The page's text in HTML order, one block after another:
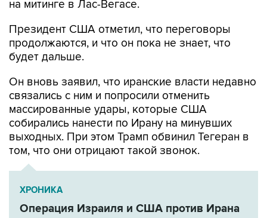
Президент США отметил, что переговоры
будет дальше.
Он вновь заявил, что иранские власти недавно
массированные удары, которые США
собирались нанести по Ирану на минувших
выходных. При этом Трамп обвинил Тегеран в
том, что они отрицают такой звонок.
ХРОНИКА
Операция Израиля и США против Ирана